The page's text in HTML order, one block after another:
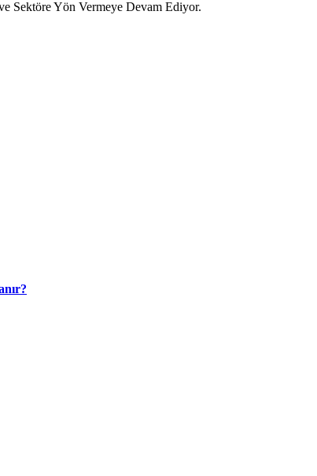
Sektöre Yön Vermeye Devam Ediyor.